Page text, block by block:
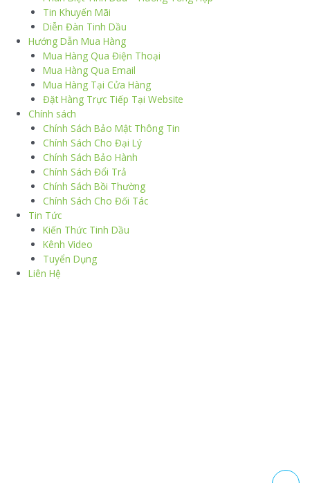
Tin Khuyến Mãi
Diễn Đàn Tinh Dầu
Hướng Dẫn Mua Hàng
Mua Hàng Qua Điện Thoại
Mua Hàng Qua Email
Mua Hàng Tại Cửa Hàng
Đặt Hàng Trực Tiếp Tại Website
Chính sách
Chính Sách Bảo Mật Thông Tin
Chính Sách Cho Đại Lý
Chính Sách Bảo Hành
Chính Sách Đổi Trả
Chính Sách Bồi Thường
Chính Sách Cho Đối Tác
Tin Tức
Kiến Thức Tinh Dầu
Kênh Video
Tuyển Dụng
Liên Hệ